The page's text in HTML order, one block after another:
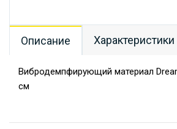
Описание Характеристики
Вибродемпфирующий материал
см